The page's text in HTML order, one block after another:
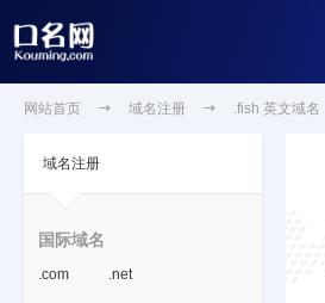
网站首页  域名注册  .fish 英文域名
域名注册
国际域名
.com .net